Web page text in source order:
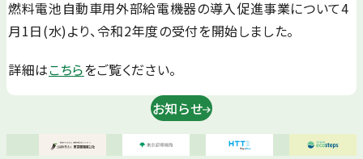
燃料電池自動車用外部給電機器の導入促進事業について4
月1日(水)より、令和2年度の受付を開始しました。
詳細はこちらをご覧ください。
お知らせ